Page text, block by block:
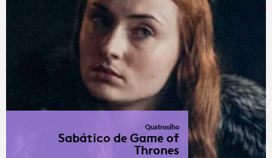
Quatroolho
Sabático de Game of
Thrones